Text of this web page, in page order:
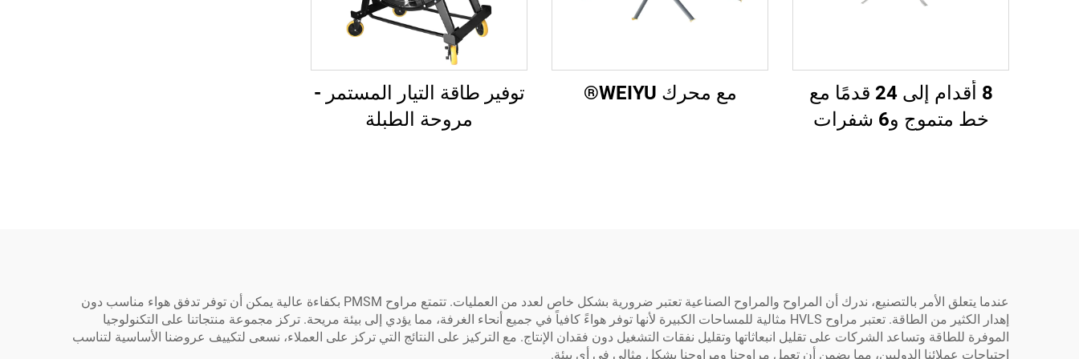
8 أقدام إلى 24 قدمًا مع
خط متموج و6 شفرات
مع محرك WEIYU®
توفير طاقة التيار المستمر -
مروحة الطبلة
عندما يتعلق الأمر بالتصنيع، ندرك أن المراوح والمراوح الصناعية تعتبر ضرورية بشكل خاص لعدد من العمليات. تتمتع مراوح PMSM بكفاءة عالية يمكن أن توفر تدفق هواء مناسب دون
إهدار الكثير من الطاقة. تعتبر مراوح HVLS مثالية للمساحات الكبيرة لأنها توفر هواءً كافياً في جميع أنحاء الغرفة، مما يؤدي إلى بيئة مريحة. تركز مجموعة منتجاتنا على التكنولوجيا
الموفرة للطاقة وتساعد الشركات على تقليل انبعاثاتها وتقليل نفقات التشغيل دون فقدان الإنتاج. مع التركيز على النتائج التي تركز على العملاء، نسعى لتكييف عروضنا الأساسية لتناسب
احتياجات عملائنا الدوليين، مما يضمن أن تعمل مراوحنا ومراوحنا بشكل مثالي في أي بيئة.